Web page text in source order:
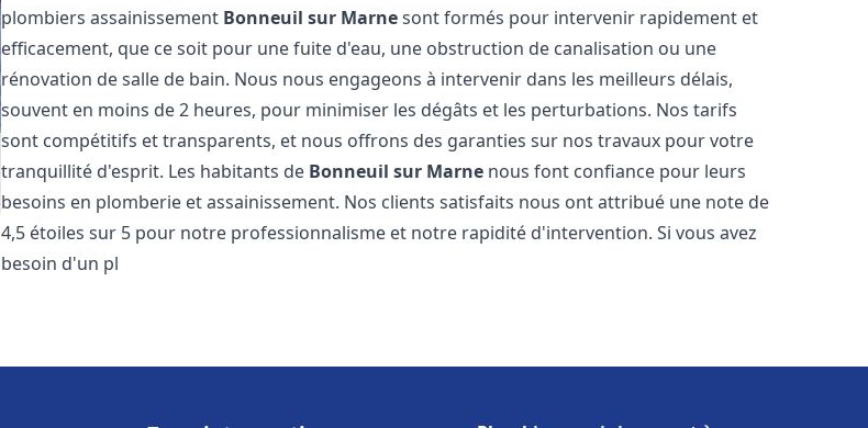
plombiers assainissement Bonneuil sur Marnesont formés pour intervenir rapidement et
efficacement, que ce soit pour une fuite d'eau, une obstruction de canalisation ou une
rénovation de salle de bain. Nous nous engageons à intervenir dans les meilleurs délais,
souvent en moins de 2 heures, pour minimiser les dégâts et les perturbations. Nos tarifs
sont compétitifs et transparents, et nous offrons des garanties sur nos travaux pour votre
tranquillité d'esprit. Les habitants de Bonneuil sur Marne nous font confiance pour leurs
besoins en plomberie et assainissement. Nos clients satisfaits nous ont attribué une note de
4,5 étoiles sur 5 pour notre professionnalisme et notre rapidité d'intervention. Si vous avez
besoin d'un pl